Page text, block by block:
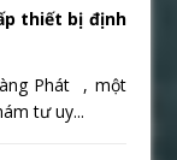
thiết bị định
Phát , một
tư uy...